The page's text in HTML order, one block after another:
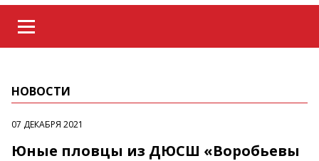
НОВОСТИ
07 ДЕКАБРЯ 2021
Юные пловцы из ДЮСШ «Воробьевы